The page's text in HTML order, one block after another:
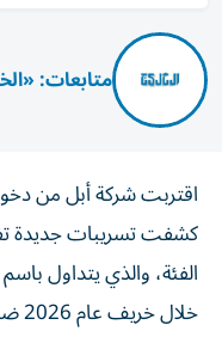
متابعات:
اقتربت شركة أبل من
كشفت تسريبات جديدة
الفئة، والذي يتداول
خلال خريف عام 2026 ضمن سلسلة آيفون 18 برو.